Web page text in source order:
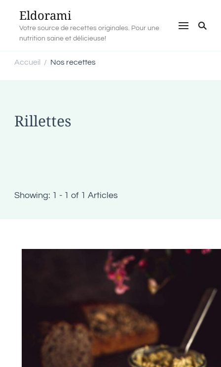
Eldorami
Votre source de recettes originales. Pour une
nutrition saine et délicieuse!
Accueil / Nos recettes
Rillettes
Showing: 1 - 1 of 1 Articles